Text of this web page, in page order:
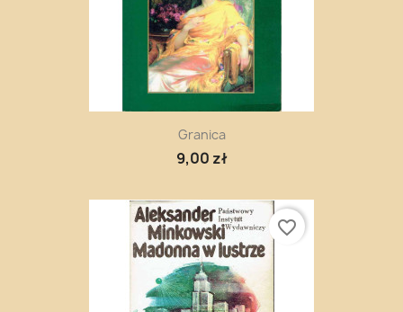
Granica
9,00 zł
favorite_border